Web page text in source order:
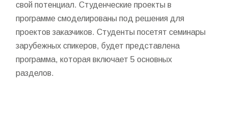
свой потенциал. Студенческие проекты в
программе смоделированы под решения для
проектов заказчиков. Студенты посетят семинары
зарубежных спикеров, будет представлена
программа, которая включает 5 основных
разделов.